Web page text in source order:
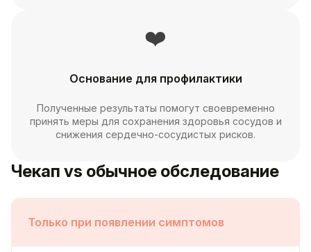
❤️
Основание для профилактики
Полученные результаты помогут своевременно
принять меры для сохранения здоровья сосудов и
снижения сердечно-сосудистых рисков.
Чекап vs обычное обследование
Только при появлении симптомов